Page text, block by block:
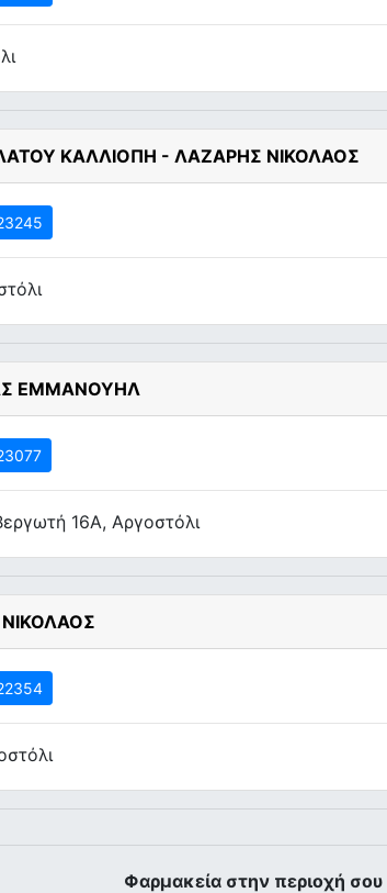
ΚΑΛΛΙΟΠΗ - ΛΑΖΑΡΗΣ ΝΙΚΟΛΑΟΣ
ΕΜΜΑΝΟΥΗΛ
16Α, Αργοστόλι
Φαρμακεία στην περιοχή σου